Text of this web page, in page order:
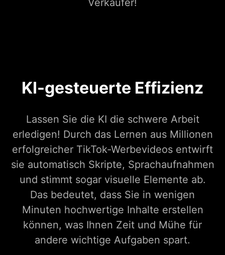
Verkäufer!
KI-gesteuerte Effizienz
Lassen Sie die KI die schwere Arbeit
erledigen! Durch das Lernen aus Millionen
erfolgreicher TikTok-Werbevideos entwirft
sie automatisch Skripte, Sprachaufnahmen
und stimmt sogar visuelle Elemente ab.
Das bedeutet, dass Sie in wenigen
Minuten hochwertige Inhalte erstellen
können, was Ihnen Zeit und Mühe für
andere wichtige Aufgaben spart.